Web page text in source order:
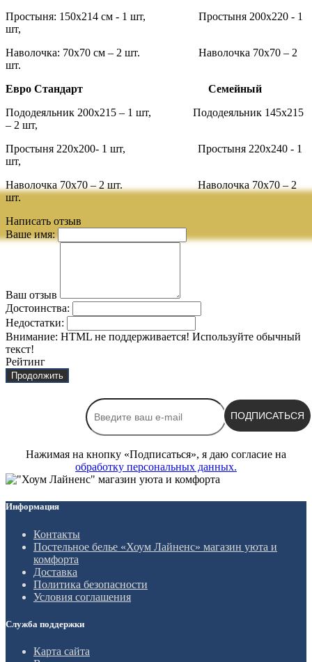
Простыня: 150х214 см - 1 шт, Простыня 200х220 - 1
шт,
Наволочка: 70x70 см – 2 шт. Наволочка 70x70 – 2
шт.
Евро Стандарт Семейный
Пододеяльник 200х215 – 1 шт, Пододеяльник 145х215
– 2 шт,
Простыня 220х200- 1 шт, Простыня 220х240 - 1
шт,
Наволочка 70x70 – 2 шт. Наволочка 70x70 – 2
шт.
Написать отзыв
Ваше имя:
Ваш отзыв
Достоинства:
Недостатки:
Внимание: HTML не поддерживается! Используйте обычный
текст!
Рейтинг
Продолжить
ПОДПИСАТЬСЯ
Нажимая на кнопку «Подписаться», я даю cогласие на
обработку персональных данных.
Информация
Контакты
Постельное белье «Хоум Лайненс» магазин уюта и
комфорта
Доставка
Политика безопасности
Условия соглашения
Служба поддержки
Карта сайта